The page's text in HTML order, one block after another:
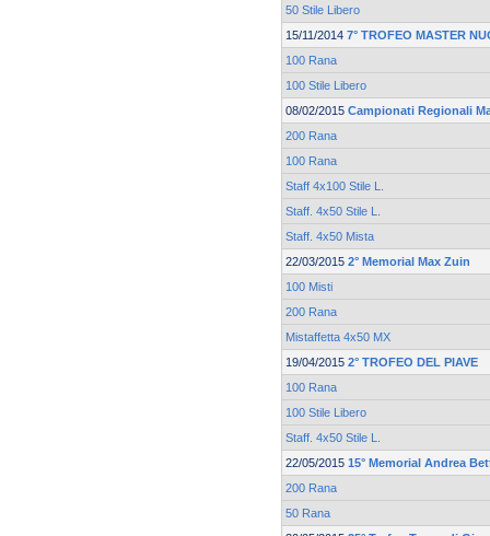
50 Stile Libero
15/11/2014 7° TROFEO MASTER
100 Rana
100 Stile Libero
08/02/2015 Campionati Regionali
200 Rana
100 Rana
Staff 4x100 Stile L.
Staff. 4x50 Stile L.
Staff. 4x50 Mista
22/03/2015 2° Memorial Max Zuin
100 Misti
200 Rana
Mistaffetta 4x50 MX
19/04/2015 2° TROFEO DEL PIAVE
100 Rana
100 Stile Libero
Staff. 4x50 Stile L.
22/05/2015 15° Memorial Andrea
200 Rana
50 Rana